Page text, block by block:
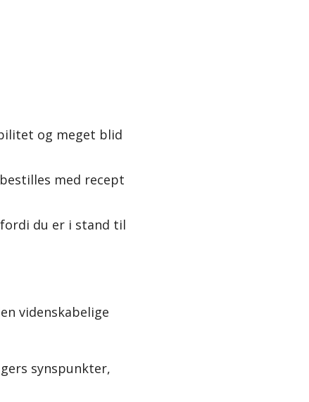
og meget blid
med recept
du er i stand til
videnskabelige
synspunkter,